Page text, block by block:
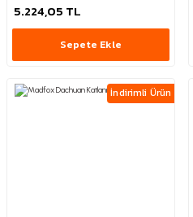
5.224,05 TL
Sepete Ekle
İndirimli Ürün